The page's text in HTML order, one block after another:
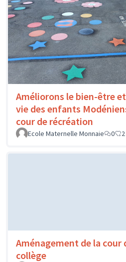
Améliorons le bien-être
vie des enfants
cour de récréation
Ecole Maternelle Monnaie 0 2
Aménagement de la cour
collège